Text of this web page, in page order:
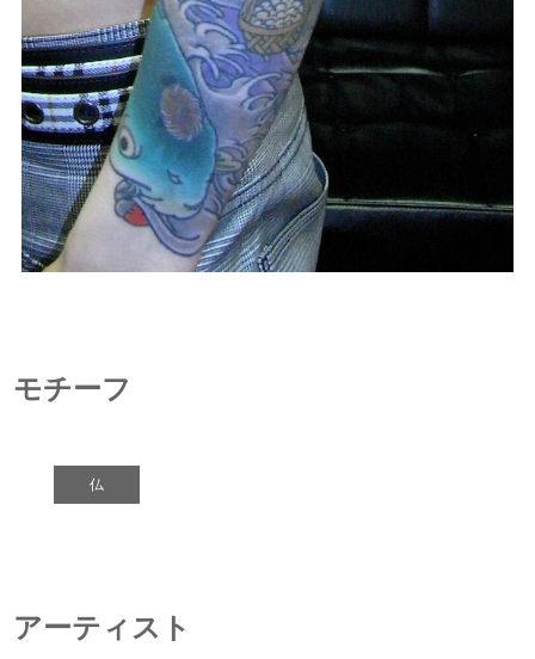
モチーフ
仏
アーティスト